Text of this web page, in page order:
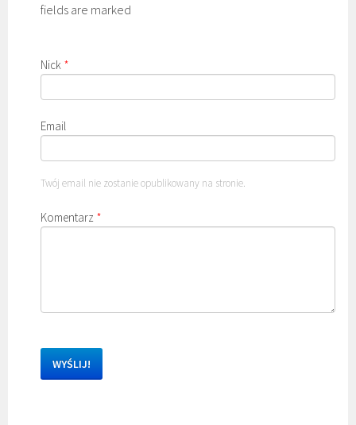
fields are marked
Nick *
Email
Twój email nie zostanie opublikowany na stronie.
Komentarz *